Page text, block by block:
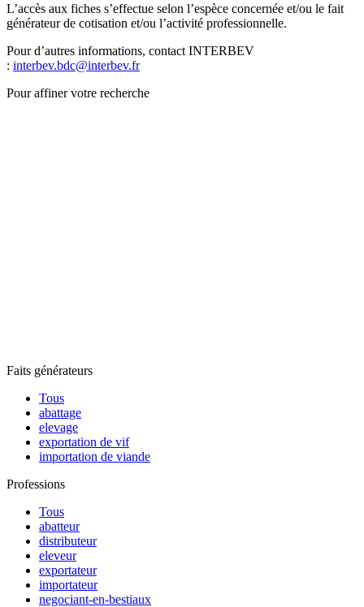
L’accès aux fiches s’effectue selon l’espèce concernée et/ou le fait
générateur de cotisation et/ou l’activité professionnelle.
Pour d’autres informations, contact INTERBEV
: interbev.bdc@interbev.fr
Pour affiner votre recherche
Faits générateurs
Tous
abattage
elevage
exportation de vif
importation de viande
Professions
Tous
abatteur
distributeur
eleveur
exportateur
importateur
negociant-en-bestiaux